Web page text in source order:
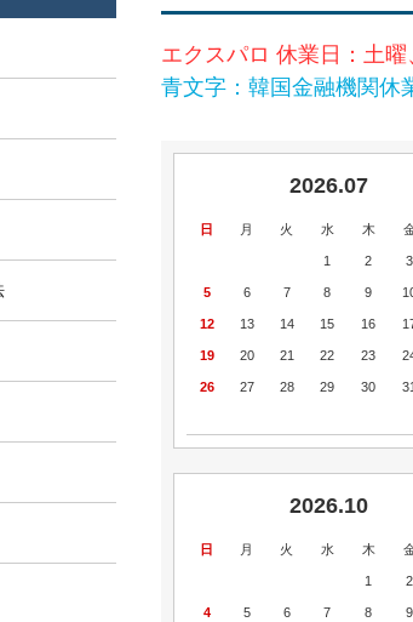
エクスパロ 休業日：土
青文字：韓国金融機関休
2026.07
日 月 火 水 木
1 2 3
5 6 7 8 9
12 13 14 15 16
19 20 21 22 23
26 27 28 29 30 31
2026.10
日 月 火 水 木
1 2
4 5 6 7 8 9